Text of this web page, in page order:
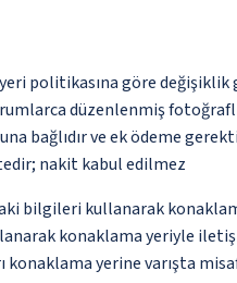
politikasına göre
düzenlenmiş
bağlıdır ve ek ödeme
nakit kabul edilmez
bilgileri kullanarak
konaklama yeriyle
konaklama yerine varışta